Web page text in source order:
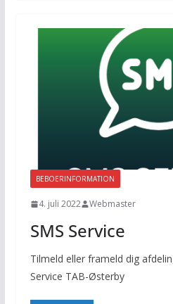
BEBOERINFORMATION
4. juli 2022 Webmaster
SMS Service
Tilmeld eller frameld dig
Service TAB-Østerby